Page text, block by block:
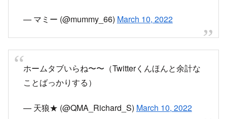
— マミー (@mummy_66) March 10, 2022
ホームタブいらね〜〜（Twitterくんほんと余計な
ことばっかりする）
— 天狼★ (@QMA_Richard_S) March 10, 2022